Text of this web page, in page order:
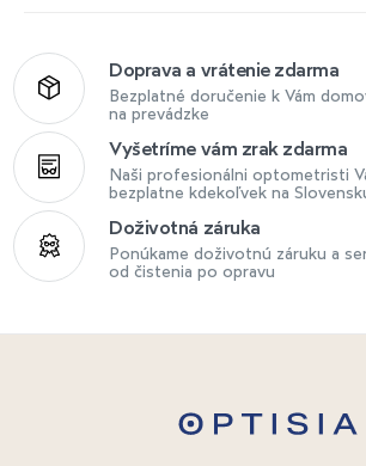
Doprava a vrátenie zdarma
Bezplatné doručenie k Vám
na prevádzke
Vyšetríme vám zrak zdarma
Naši profesionálni optometristi
bezplatne kdekoľvek na
Doživotná záruka
Ponúkame doživotnú záruku a
od čistenia po opravu